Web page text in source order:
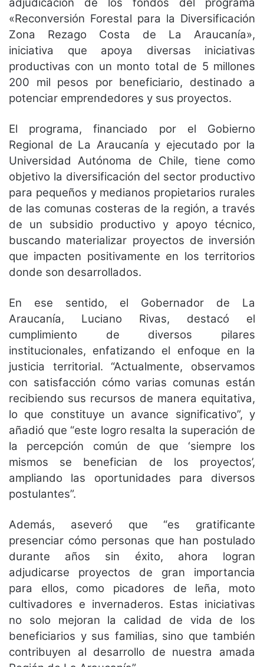
«Reconversión Forestal para la Diversificación
Zona Rezago Costa de La Araucanía»,
iniciativa que apoya diversas iniciativas
productivas con un monto total de 5 millones
200 mil pesos por beneficiario, destinado a
potenciar emprendedores y sus proyectos.
El programa, financiado por el Gobierno
Regional de La Araucanía y ejecutado por la
Universidad Autónoma de Chile, tiene como
objetivo la diversificación del sector productivo
para pequeños y medianos propietarios rurales
de las comunas costeras de la región, a través
de un subsidio productivo y apoyo técnico,
buscando materializar proyectos de inversión
que impacten positivamente en los territorios
donde son desarrollados.
En ese sentido, el Gobernador de La
Araucanía, Luciano Rivas, destacó el
cumplimiento de diversos pilares
institucionales, enfatizando el enfoque en la
justicia territorial. “Actualmente, observamos
con satisfacción cómo varias comunas están
recibiendo sus recursos de manera equitativa,
lo que constituye un avance significativo”, y
añadió que “este logro resalta la superación de
la percepción común de que ‘siempre los
mismos se benefician de los proyectos’,
ampliando las oportunidades para diversos
postulantes”.
Además, aseveró que “es gratificante
presenciar cómo personas que han postulado
durante años sin éxito, ahora logran
adjudicarse proyectos de gran importancia
para ellos, como picadores de leña, moto
cultivadores e invernaderos. Estas iniciativas
no solo mejoran la calidad de vida de los
beneficiarios y sus familias, sino que también
contribuyen al desarrollo de nuestra amada